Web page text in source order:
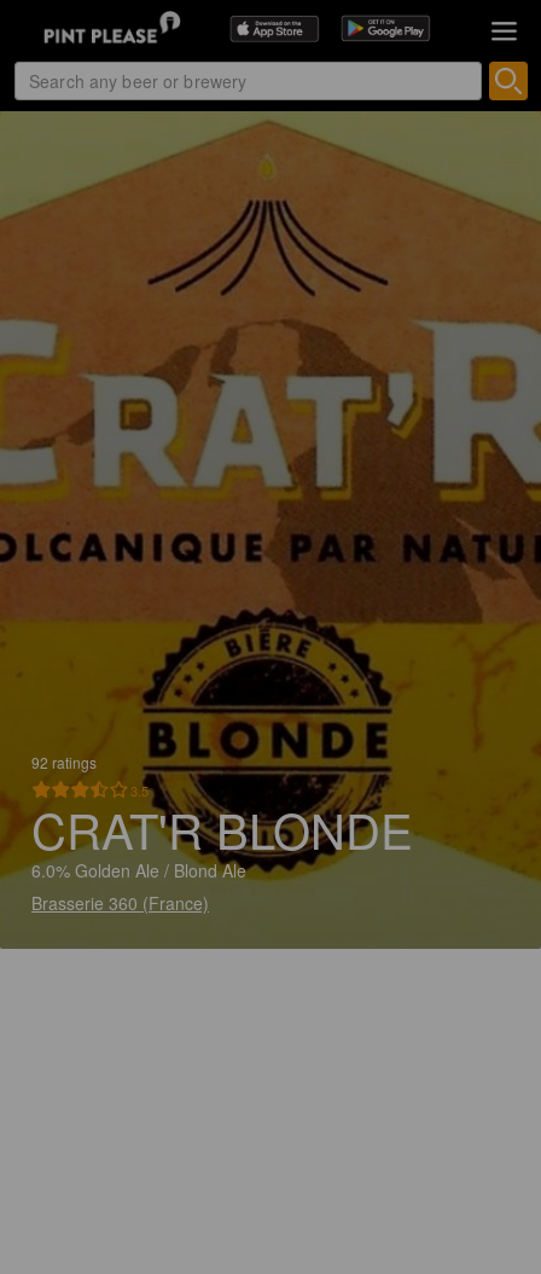
92 ratings
3.5
CRAT'R BLONDE
6.0% Golden Ale / Blond Ale
Brasserie 360 (France)